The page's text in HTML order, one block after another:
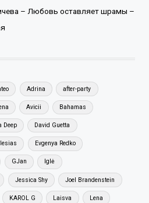
– Любовь оставляет шрамы –
Adrina after-party
Avicii Bahamas
Deep David Guetta
Evgenya Redko
GJan Iglė
Jessica Shy Joel Brandenstein
KAROL G Laisva Lena